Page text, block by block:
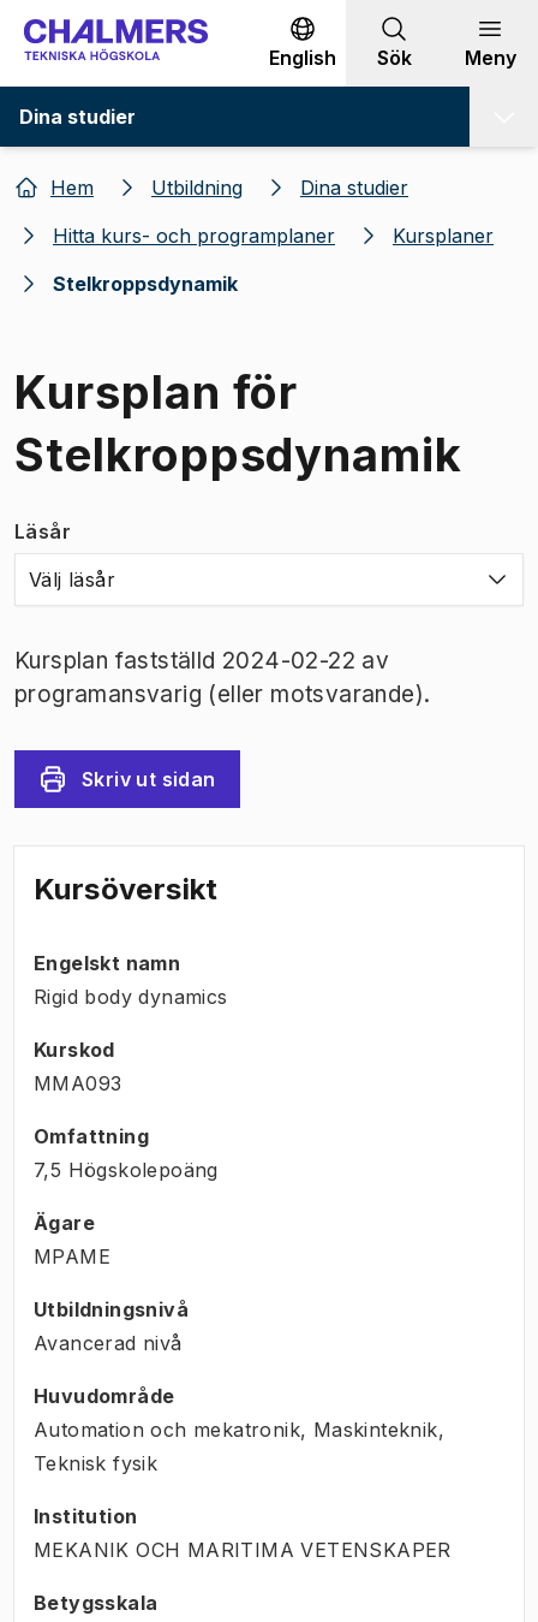
Gå till innehållet
English Sök Meny
Dina studier
Hem Utbildning
Dina studier
Hitta kurs- och programplaner
Kursplaner
Stelkroppsdynamik
Kursplan för
Stelkroppsdynamik
Läsår
Välj läsår
Kursplan fastställd 2024-02-22 av
programansvarig (eller motsvarande).
Skriv ut sidan
Kursöversikt
Engelskt namn
Rigid body dynamics
Kurskod
MMA093
Omfattning
7,5 Högskolepoäng
Ägare
MPAME
Utbildningsnivå
Avancerad nivå
Huvudområde
Automation och mekatronik, Maskinteknik,
Teknisk fysik
Institution
MEKANIK OCH MARITIMA VETENSKAPER
Betygsskala